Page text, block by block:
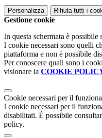
Personalizza Rifiuta tutti i
Gestione cookie
In questa schermata è
I cookie necessari sono quelli
piattaforma e non è possibile
Per conoscere quali sono i
visionare la COOKIE
Cookie necessari per il
I cookie necessari per il
disabilitati. È possibile
policy.